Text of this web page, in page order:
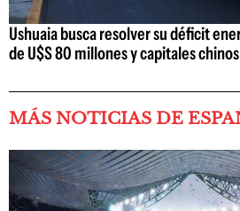
Ushuaia busca resolver su déficit
de U$S 80 millones y capitales chinos
MÁS NOTICIAS DE